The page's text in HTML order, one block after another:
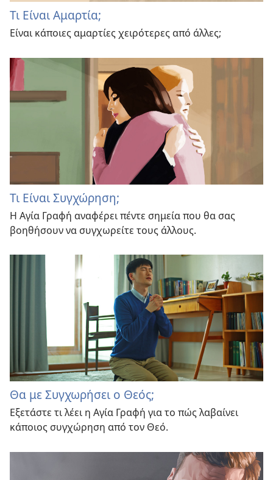
Τι Είναι Αμαρτία;
Είναι κάποιες αμαρτίες χειρότερες από άλλες;
Τι Είναι Συγχώρηση;
Η Αγία Γραφή αναφέρει πέντε σημεία που θα σας
βοηθήσουν να συγχωρείτε τους άλλους.
Θα με Συγχωρήσει ο Θεός;
Εξετάστε τι λέει η Αγία Γραφή για το πώς λαβαίνει
κάποιος συγχώρηση από τον Θεό.